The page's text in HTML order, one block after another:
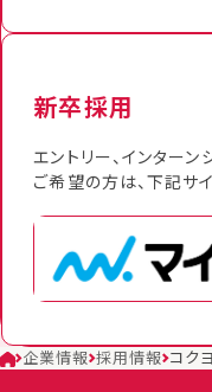
新卒採用
エントリー、インター
ご希望の方は、下記サ
企業情報 採用情報 コク